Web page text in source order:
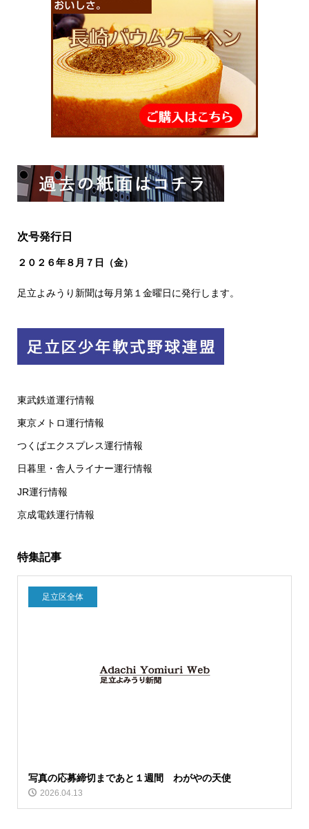
次号発行日
２０２６年８ 月７日（金）
足立よみうり新聞は毎月第１金曜日に発行します。
東武鉄道運行情報
東京メトロ運行情報
つくばエクスプレス運行情報
日暮里・舎人ライナー運行情報
JR運行情報
京成電鉄運行情報
特集記事
足立区全体
写真の応募締切まであと１週間 わがやの天使
2026.04.13